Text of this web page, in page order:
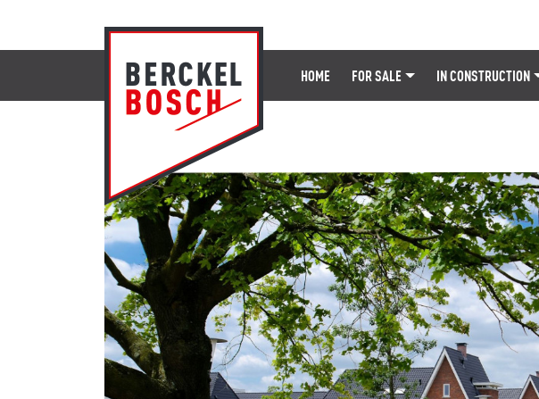
HOME FOR SALE IN CONSTRUCTION